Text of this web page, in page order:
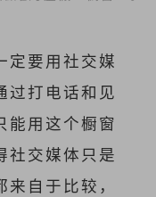
定要用社交媒
过打电话和见
能用这个橱窗
社交媒体只是
自于比较，